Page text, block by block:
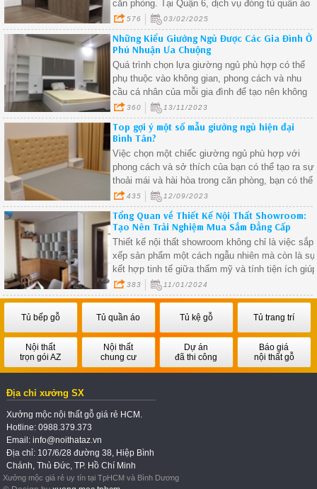
căn phòng. Tại Quận 6, dịch vụ đóng tủ quần áo
âm tường đang được rất nhiều gia đình tin dùng
nhờ vào tính thẩm mỹ cao và khả năng tiết kiệm
không gian hiệu quả. Nếu bạn muốn sở hữu một
chiếc tủ quần áo đẹp, tiện nghi và tiết kiệm diện
tích, hãy cùng tìm hiểu lý do tại sao bạn nên
chọn dịch vụ đóng tủ quần áo âm tường tại Quận
6.
576 03/02/2025
Những Kiểu Giường Ngủ Được Các Gia Đình Ở
Phú Nhuận Ưa Chuộng
Quá trình chọn lựa giường ngủ phù hợp có thể
phụ thuộc vào không gian, phong cách và nhu
cầu cá nhân của mỗi gia đình để tạo nên không
gian ngủ ấm áp và phù hợp với phong cách riêng.
360 13/11/2023
Top gợi ý một số mẫu giường ngủ hiện đại
Bình Tân?
Việc chọn một chiếc giường ngủ phù hợp với
phong cách và sở thích của bạn có thể tạo ra sự
thoải mái và hài hòa trong căn phòng, bạn có thể
xem xét cho không gian nghỉ ngơi của mình
435 12/09/2023
Tổng Quan về Thiết Kế Nội Thất Showroom:
Tạo Nên Trải Nghiệm Mua Sắm Đẳng Cấp
Thiết kế nội thất showroom không chỉ là việc sắp
xếp sản phẩm một cách ngẫu nhiên mà còn là sự
kết hợp tinh tế giữa thẩm mỹ và tính tiện ích giúp
giữ chân khách hàng trong thời gian dài
383 11/01/2024
Tủ bếp gỗ Tủ quần áo Tủ kệ gỗ Tủ trang trí
Nội thất
trọn gói AZ
Nội thất
chung cư
Dự án
đã thi công
Báo giá
nội thất gỗ
Địa chỉ xưởng SX
Xưởng mộc nội thất gỗ giá rẻ HCM.
Hotline: 0988.379.373
Email: info@noithataz.vn
Địa chỉ: 107/6/28 đường 38, Hiệp Bình
Chánh, Thủ Đức, TP. Hồ Chí Minh
Xưởng mộc giá rẻ uy tín tại TpHCM và Bình Dương